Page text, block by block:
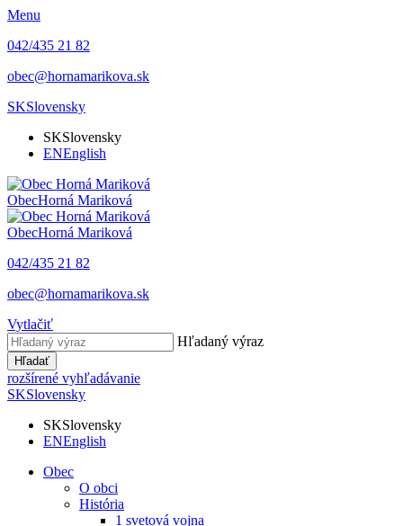
Menu
042/435 21 82
obec@hornamarikova.sk
SKSlovensky
SKSlovensky
ENEnglish
ObecHorná Mariková
ObecHorná Mariková
042/435 21 82
obec@hornamarikova.sk
Vytlačiť
Hľadaný výraz
Hľadať
rozšírené vyhľadávanie
SKSlovensky
SKSlovensky
ENEnglish
Obec
O obci
História
1 svetová vojna